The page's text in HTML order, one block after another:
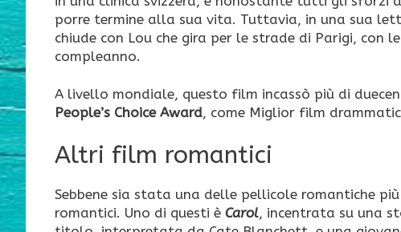
porre termine alla sua vita. Tuttavia, in una sua
chiude con Lou che gira per le strade di Parigi, con
compleanno.
A livello mondiale, questo film incassò più di
People’s Choice Award, come Miglior film
Altri film romantici
Sebbene sia stata una delle pellicole romantiche
romantici. Uno di questi è Carol, incentrata su una